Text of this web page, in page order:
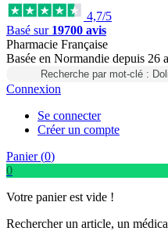
4,7/5
Basé sur 19700 avis
Pharmacie Française
Basée en Normandie depuis 26
Recherche par mot-clé :
Connexion
Se connecter
Créer un compte
Panier (0)
0
Votre panier est vide !
Rechercher un article, un